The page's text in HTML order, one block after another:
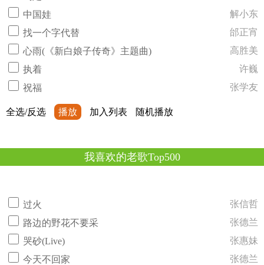
中国娃
解小东
找一个字代替
邰正宵
心雨(《新白娘子传奇》主题曲)
高胜美
执着
许巍
祝福
张学友
全选/反选 播放 加入列表 随机播放
我喜欢的老歌Top500
过火
张信哲
路边的野花不要采
张德兰
哭砂(Live)
张惠妹
今天不回家
张德兰